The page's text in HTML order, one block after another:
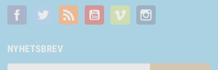
Facebook Twitter RSS YouTube Vimeo
NYHETSBREV